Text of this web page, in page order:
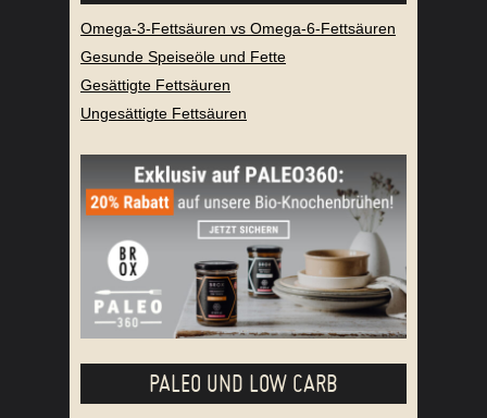
Omega-3-Fettsäuren vs Omega-6-Fettsäuren
Gesunde Speiseöle und Fette
Gesättigte Fettsäuren
Ungesättigte Fettsäuren
PALEO UND LOW CARB